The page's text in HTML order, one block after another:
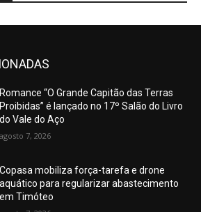
Romance “O Grande Capitão das Terras
Proibidas” é lançado no 17º Salão do Livro
do Vale do Aço
agosto 7, 2026
Copasa mobiliza força-tarefa e drone
aquático para regularizar abastecimento
em Timóteo